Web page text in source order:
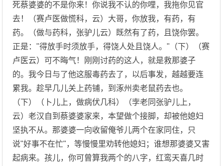
死蔡婆婆的不是你来！你说我不认的你哩，我拖你见官
去！（赛卢医做慌科，云）大哥，你放我，有药，有
药。（做与药科，张驴儿云）既然有了药，且饶你罢。
正是："得放手时须放手，得饶人处且饶人。"（下）（赛
卢医云）可不晦气！刚刚讨药的这人，就是救那婆子
的。我今日与了他这服毒药去了，以后事发，越越要连
累我。趁早几儿关上药铺，到涿州卖老鼠药去也。
（下）（卜儿上，做病伏几科）（孛老同张驴儿上，
云）老汉自到蔡婆婆家来，本望做个接脚，却被他媳妇
坚执不从。那婆婆一向收留俺爷儿两个在家同住，只
说"好事不在忙"，等慢慢里劝转他媳妇；谁想那婆婆又害
起病来。孩儿，你可曾算我两个的八字，红鸾天喜几时